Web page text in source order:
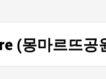
(몽마르뜨공